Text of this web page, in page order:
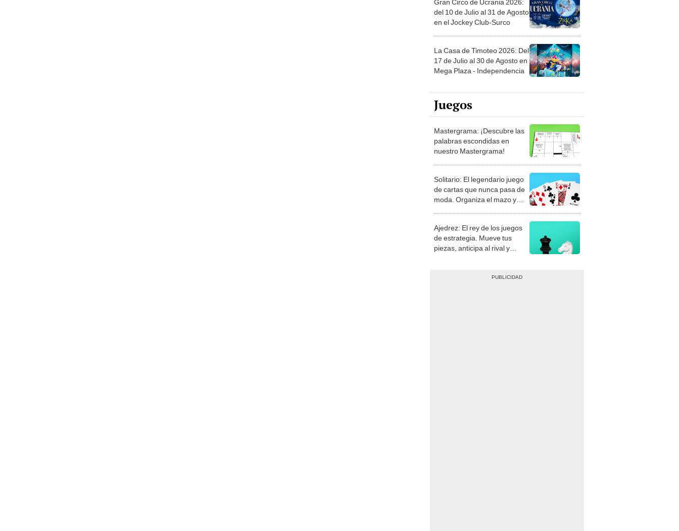
Gran Circo de Ucrania 2026:
del 10 de Julio al 31 de Agosto
en el Jockey Club-Surco
La Casa de Timoteo 2026: Del
17 de Julio al 30 de Agosto en
Mega Plaza - Independencia
Juegos
Mastergrama: ¡Descubre las
palabras escondidas en
nuestro Mastergrama!
Solitario: El legendario juego
de cartas que nunca pasa de
moda. Organiza el mazo y
Ajedrez: El rey de los juegos
de estrategia. Mueve tus
piezas, anticipa al rival y